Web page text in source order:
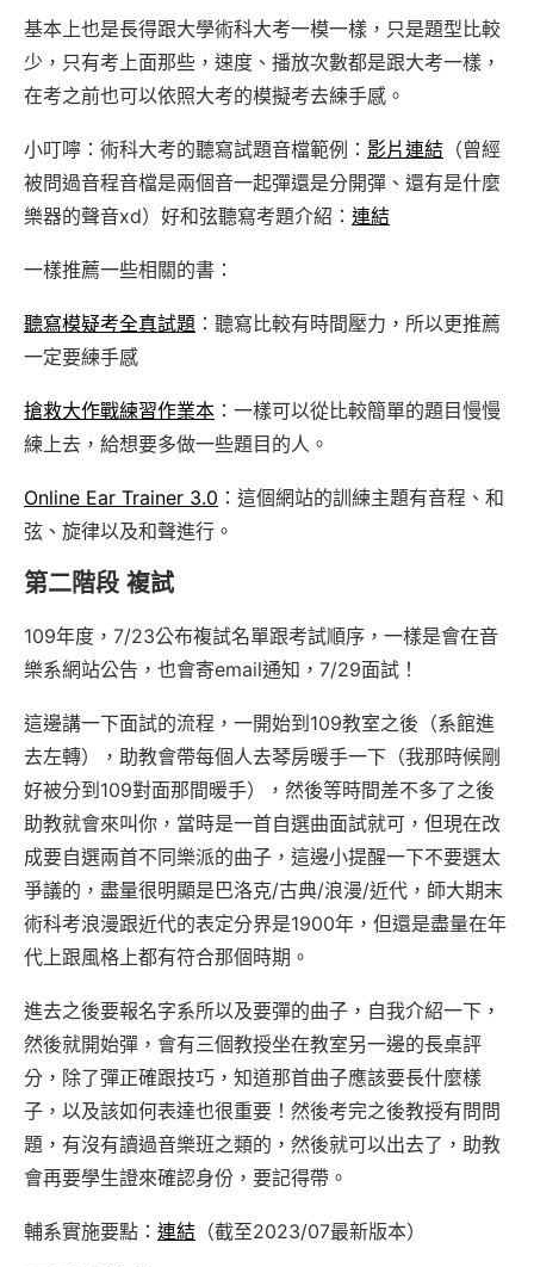
基本上也是長得跟大學術科大考一模一樣，只是題型比較
少，只有考上面那些，速度、播放次數都是跟大考一樣，
在考之前也可以依照大考的模擬考去練手感。
小叮嚀：術科大考的聽寫試題音檔範例： 影片連結 （曾經
被問過音程音檔是兩個音一起彈還是分開彈、還有是什麼
樂器的聲音xd）好和弦聽寫考題介紹： 連結
一樣推薦一些相關的書：
聽寫模疑考全真試題 ：聽寫比較有時間壓力，所以更推薦
一定要練手感
搶救大作戰練習作業本 ：一樣可以從比較簡單的題目慢慢
練上去，給想要多做一些題目的人。
Online Ear Trainer 3.0 ：這個網站的訓練主題有音程、和
弦、旋律以及和聲進行。
第二階段 複試
109年度，7/23公布複試名單跟考試順序，一樣是會在音
樂系網站公告，也會寄email通知，7/29面試！
這邊講一下面試的流程，一開始到109教室之後（系館進
去左轉），助教會帶每個人去琴房暖手一下（我那時候剛
好被分到109對面那間暖手），然後等時間差不多了之後
助教就會來叫你，當時是一首自選曲面試就可，但現在改
成要自選兩首不同樂派的曲子，這邊小提醒一下不要選太
爭議的，盡量很明顯是巴洛克/古典/浪漫/近代，師大期末
術科考浪漫跟近代的表定分界是1900年，但還是盡量在年
代上跟風格上都有符合那個時期。
進去之後要報名字系所以及要彈的曲子，自我介紹一下，
然後就開始彈，會有三個教授坐在教室另一邊的長桌評
分，除了彈正確跟技巧，知道那首曲子應該要長什麼樣
子，以及該如何表達也很重要！然後考完之後教授有問問
題，有沒有讀過音樂班之類的，然後就可以出去了，助教
會再要學生證來確認身份，要記得帶。
輔系實施要點： 連結 （截至2023/07最新版本）